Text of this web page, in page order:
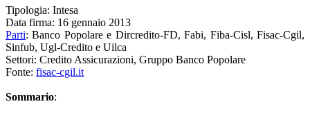
Tipologia: Intesa
Data firma: 16 gennaio 2013
Parti: Banco Popolare e Dircredito-FD, Fabi, Fiba-Cisl, Fisac-Cgil,
Sinfub, Ugl-Credito e Uilca
Settori: Credito Assicurazioni, Gruppo Banco Popolare
Fonte: fisac-cgil.it
Sommario: